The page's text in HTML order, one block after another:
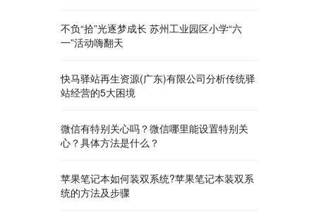
不负“拾”光逐梦成长 苏州工业园区小学“六
一”活动嗨翻天
快马驿站再生资源(广东)有限公司分析传统驿
站经营的5大困境
微信有特别关心吗？微信哪里能设置特别关
心？具体方法是什么？
苹果笔记本如何装双系统?苹果笔记本装双系
统的方法及步骤